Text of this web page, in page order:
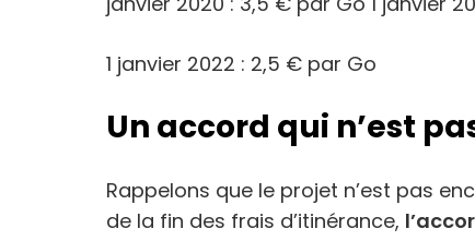
1 janvier 2022 : 2,5 € par Go
Un accord qui n’est
Rappelons que le projet n’est pas
de la fin des frais d’itinérance,